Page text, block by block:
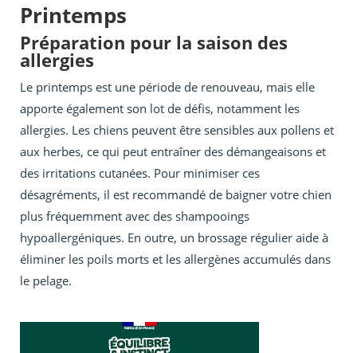
Printemps
Préparation pour la saison des
allergies
Le printemps est une période de renouveau, mais elle
apporte également son lot de défis, notamment les
allergies. Les chiens peuvent être sensibles aux pollens et
aux herbes, ce qui peut entraîner des démangeaisons et
des irritations cutanées. Pour minimiser ces
désagréments, il est recommandé de baigner votre chien
plus fréquemment avec des shampooings
hypoallergéniques. En outre, un brossage régulier aide à
éliminer les poils morts et les allergènes accumulés dans
le pelage.